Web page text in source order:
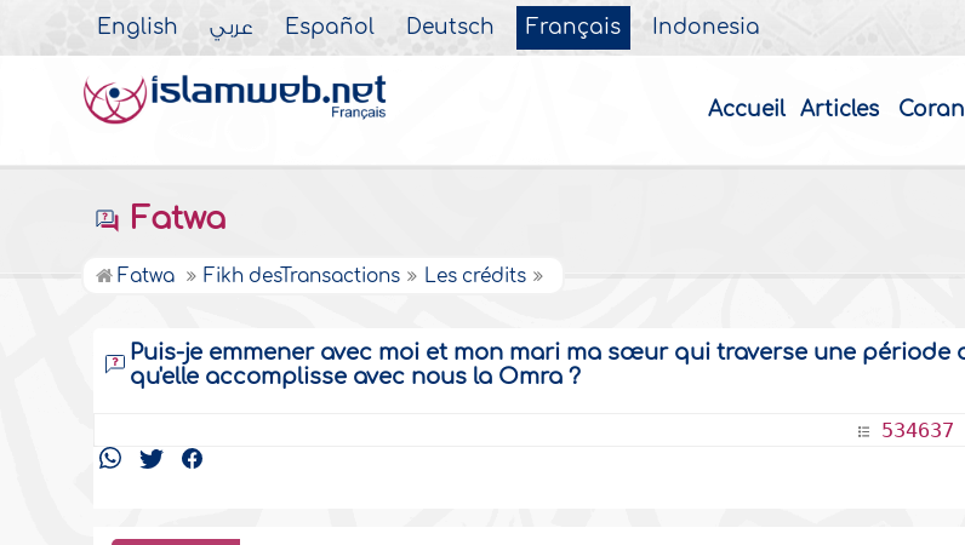
English عربي Español Deutsch Français Indonesia
Accueil Articles Coran
Fatwa
Fatwa Fikh desTransactions Les crédits
Puis-je emmener avec moi et mon mari ma sœur qui traverse une période
qu'elle accomplisse avec nous la Omra ?
534637